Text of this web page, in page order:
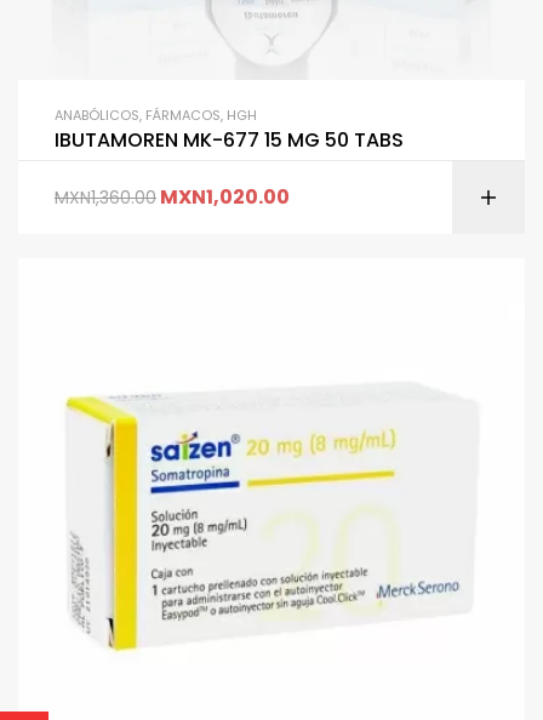
ANABÓLICOS, FÁRMACOS, HGH
IBUTAMOREN MK-677 15 MG 50 TABS
MXN1,360.00 MXN1,020.00